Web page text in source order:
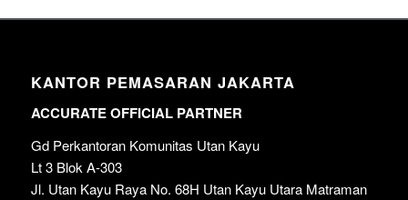
KANTOR PEMASARAN JAKARTA
ACCURATE OFFICIAL PARTNER
Gd Perkantoran Komunitas Utan Kayu
Lt 3 Blok A-303
Jl. Utan Kayu Raya No. 68H Utan Kayu Utara Matraman